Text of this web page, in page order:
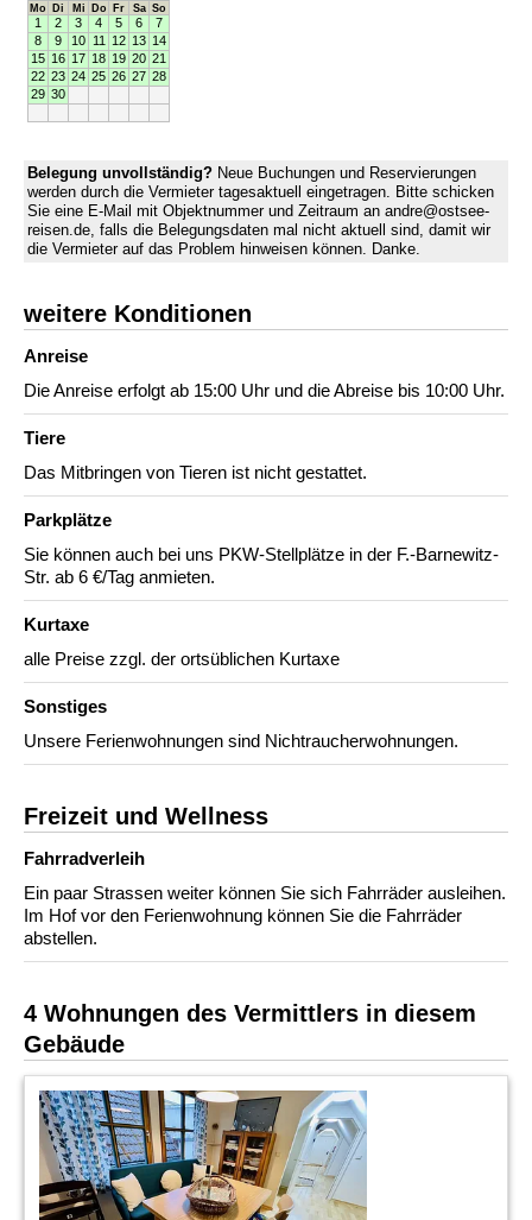
Mo Di Mi Do Fr Sa So
1 2 3 4 5 6
7
8
9 10 11 12 13 14
15 16 17 18 19 20 21
22 23 24 25 26 27 28
29 30
Belegung unvollständig? Neue Buchungen und Reservierungen
werden durch die Vermieter tagesaktuell eingetragen. Bitte schicken
Sie eine E-Mail mit Objektnummer und Zeitraum an andre@ostsee-
reisen.de, falls die Belegungsdaten mal nicht aktuell sind, damit wir
die Vermieter auf das Problem hinweisen können. Danke.
weitere Konditionen
Anreise
Die Anreise erfolgt ab 15:00 Uhr und die Abreise bis 10:00 Uhr.
Tiere
Das Mitbringen von Tieren ist nicht gestattet.
Parkplätze
Sie können auch bei uns PKW-Stellplätze in der F.-Barnewitz-
Str. ab 6 €/Tag anmieten.
Kurtaxe
alle Preise zzgl. der ortsüblichen Kurtaxe
Sonstiges
Unsere Ferienwohnungen sind Nichtraucherwohnungen.
Freizeit und Wellness
Fahrradverleih
Ein paar Strassen weiter können Sie sich Fahrräder ausleihen.
Im Hof vor den Ferienwohnung können Sie die Fahrräder
abstellen.
4 Wohnungen des Vermittlers in diesem
Gebäude